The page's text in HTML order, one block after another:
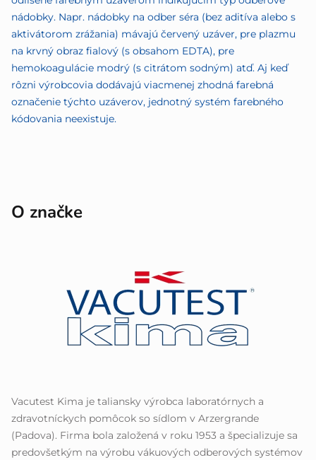
nádobky. Napr. nádobky na odber séra (bez aditíva alebo s
aktivátorom zrážania) mávajú červený uzáver, pre plazmu
na krvný obraz fialový (s obsahom EDTA), pre
hemokoagulácie modrý (s citrátom sodným) atď. Aj keď
rôzni výrobcovia dodávajú viacmenej zhodná farebná
označenie týchto uzáverov, jednotný systém farebného
kódovania neexistuje.
O značke
Vacutest Kima je taliansky výrobca laboratórnych a
zdravotníckych pomôcok so sídlom v Arzergrande
(Padova). Firma bola založená v roku 1953 a špecializuje sa
predovšetkým na výrobu vákuových odberových systémov